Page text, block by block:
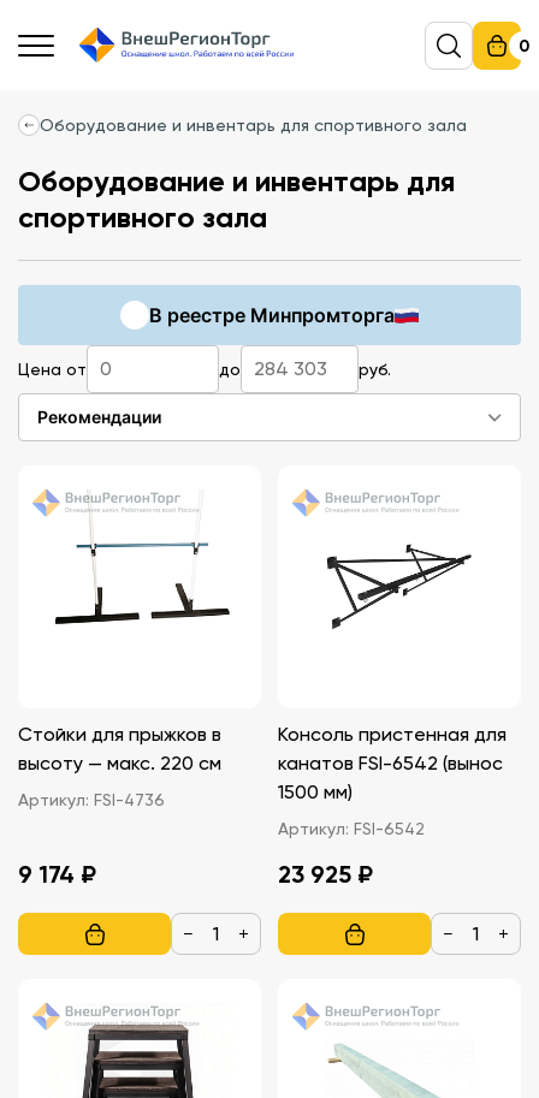
0
Оборудование и инвентарь для спортивного зала
Оборудование и инвентарь для
спортивного зала
В реестре Минпромторга
Цена от до руб.
Рекомендации
Стойки для прыжков в
высоту — макс. 220 см
Артикул: FSI-4736
9 174 ₽
− +
Консоль пристенная для
канатов FSI-6542 (вынос
1500 мм)
Артикул: FSI-6542
23 925 ₽
− +